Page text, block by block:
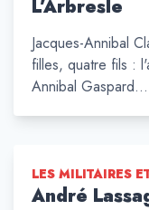
L’Arbresle
Jacques-Annibal
filles, quatre fils :
Annibal Gaspard…
LES MILITAIRES
André